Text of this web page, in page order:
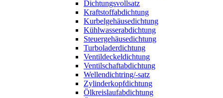
Dichtungsvollsatz
Kraftstoffabdichtung
Kurbelgehäusedichtung
Kühlwasserabdichtung
Steuergehäusedichtung
Turboladerdichtung
Ventildeckeldichtung
Ventilschaftabdichtung
Wellendichtring/-satz
Zylinderkopfdichtung
Ölkreislaufabdichtung